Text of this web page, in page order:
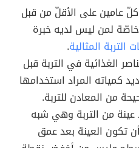
كلّ عامين على الأقلّ من قبل
لمن ليس لديه خبرة
التربة المثالية.
الغذائية في التربة قبل
كمياته المراد استخدامها
من المعادن للتربة.
من التربة وهي شبه
تكون العينة بعد عمق